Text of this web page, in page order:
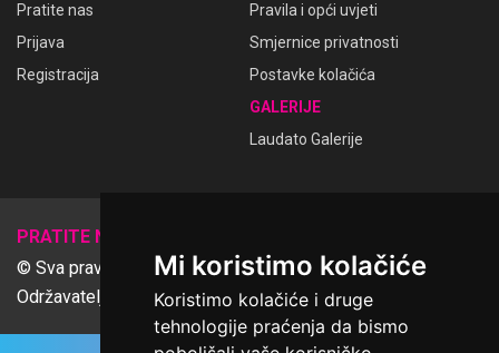
Mi koristimo kolačiće
Koristimo kolačiće i druge
tehnologije praćenja da bismo
Pratite nas
Prijava
Registracija
Pravila i opći uvjeti
Smjernice privatnosti
Postavke kolačića
GALERIJE
Laudato Galerije
PRATITE NAS
© Sva prava pridržana Udruga Ime dobrote
Održavatelj Netcom d.o.o., Riva 6, Rijeka